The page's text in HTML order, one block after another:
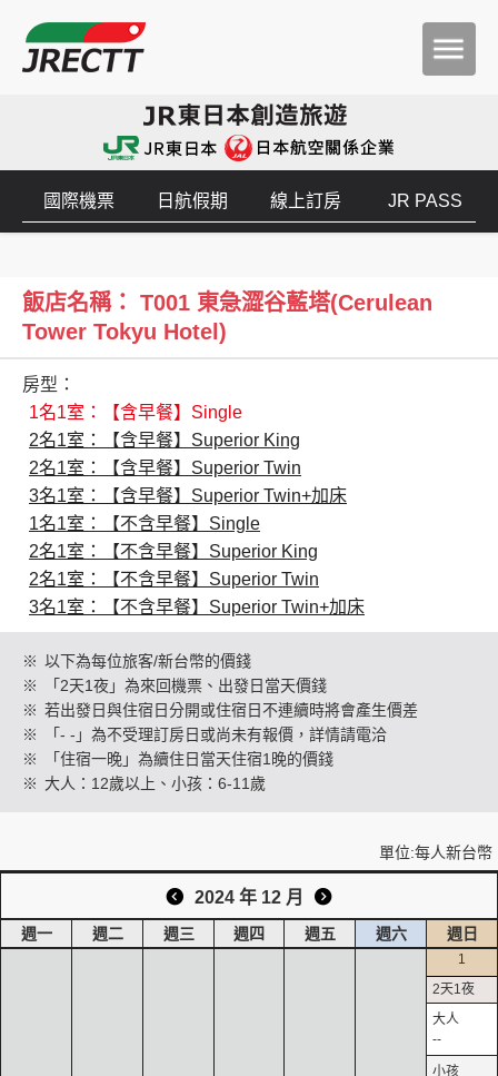
創造旅遊
國際機票 日航假期 線上訂房 JR PASS
飯店名稱： T001 東急澀谷藍塔(Cerulean
Tower Tokyu Hotel)
房型：
1名1室：【含早餐】Single
2名1室：【含早餐】Superior King
2名1室：【含早餐】Superior Twin
3名1室：【含早餐】Superior Twin+加床
1名1室：【不含早餐】Single
2名1室：【不含早餐】Superior King
2名1室：【不含早餐】Superior Twin
3名1室：【不含早餐】Superior Twin+加床
※ 以下為每位旅客/新台幣的價錢
※
「2天1夜」為來回機票、出發日當天價錢
※ 若出發日與住宿日分開或住宿日不連續時將會產生價差
※
「- -」為不受理訂房日或尚未有報價，詳情請電洽
※
「住宿一晚」為續住日當天住宿1晚的價錢
※ 大人：12歲以上、小孩：6-11歲
單位:每人新台幣
2024 年 12 月
週一 週二 週三 週四 週五 週六 週日
1
--